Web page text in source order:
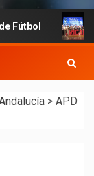
La Asociación
> APD